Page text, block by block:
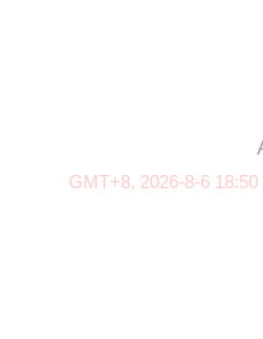
GMT+8, 2026-8-6 18:50